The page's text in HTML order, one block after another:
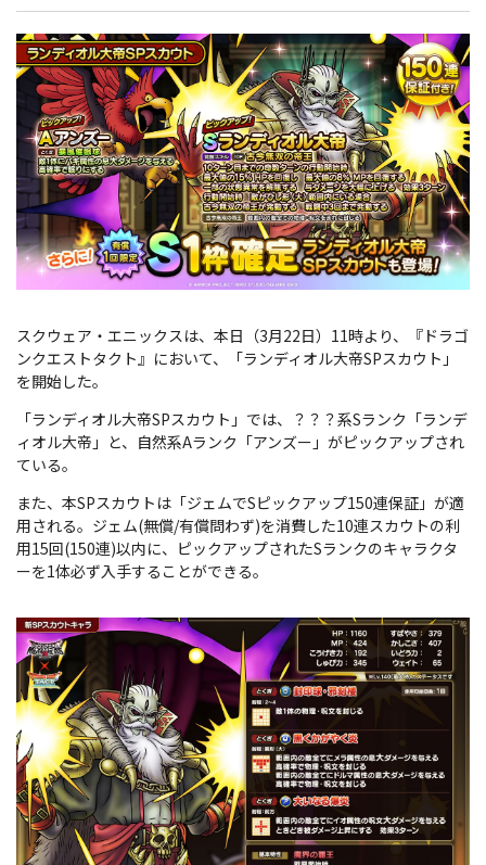
スクウェア・エニックスは、本日（3月22日）11時より、『ドラゴ
ンクエストタクト』において、「ランディオル大帝SPスカウト」
を開始した。
「ランディオル大帝SPスカウト」では、？？？系Sランク「ランデ
ィオル大帝」と、自然系Aランク「アンズー」がピックアップされ
ている。
また、本SPスカウトは「ジェムでSピックアップ150連保証」が適
用される。ジェム(無償/有償問わず)を消費した10連スカウトの利
用15回(150連)以内に、ピックアップされたSランクのキャラクタ
ーを1体必ず入手することができる。